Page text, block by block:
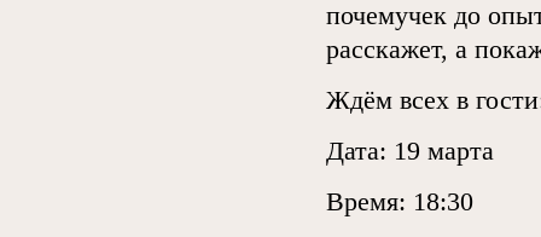
почемучек до
расскажет, а
Ждём всех в
Дата: 19 марта
Время: 18:30